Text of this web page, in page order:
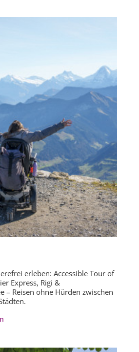
erleben: Accessible Tour of
Express, Rigi &
– Reisen ohne Hürden zwischen